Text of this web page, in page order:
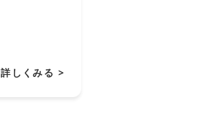
詳しくみる >